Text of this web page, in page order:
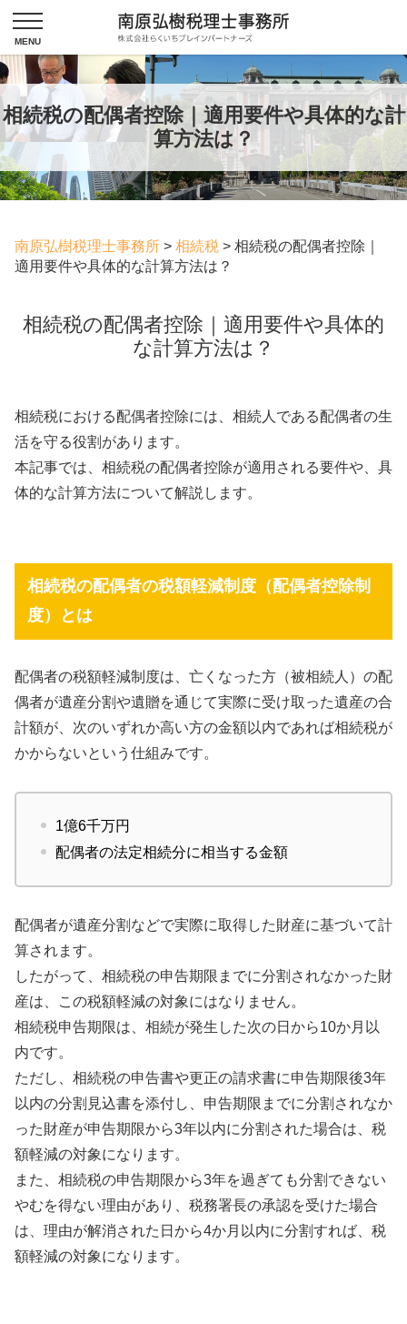
相続税の配偶者控除｜適用要件や具体的な計
算方法は？
南原弘樹税理士事務所 > 相続税 > 相続税の配偶者控除｜
適用要件や具体的な計算方法は？
相続税の配偶者控除｜適用要件や具体的
な計算方法は？
相続税における配偶者控除には、相続人である配偶者の生
活を守る役割があります。
本記事では、相続税の配偶者控除が適用される要件や、具
体的な計算方法について解説します。
相続税の配偶者の税額軽減制度（配偶者控除制
度）とは
配偶者の税額軽減制度は、亡くなった方（被相続人）の配
偶者が遺産分割や遺贈を通じて実際に受け取った遺産の合
計額が、次のいずれか高い方の金額以内であれば相続税が
かからないという仕組みです。
1億6千万円
配偶者の法定相続分に相当する金額
配偶者が遺産分割などで実際に取得した財産に基づいて計
算されます。
したがって、相続税の申告期限までに分割されなかった財
産は、この税額軽減の対象にはなりません。
相続税申告期限は、相続が発生した次の日から10か月以
内です。
ただし、相続税の申告書や更正の請求書に申告期限後3年
以内の分割見込書を添付し、申告期限までに分割されなか
った財産が申告期限から3年以内に分割された場合は、税
額軽減の対象になります。
また、相続税の申告期限から3年を過ぎても分割できない
やむを得ない理由があり、税務署長の承認を受けた場合
は、理由が解消された日から4か月以内に分割すれば、税
額軽減の対象になります。